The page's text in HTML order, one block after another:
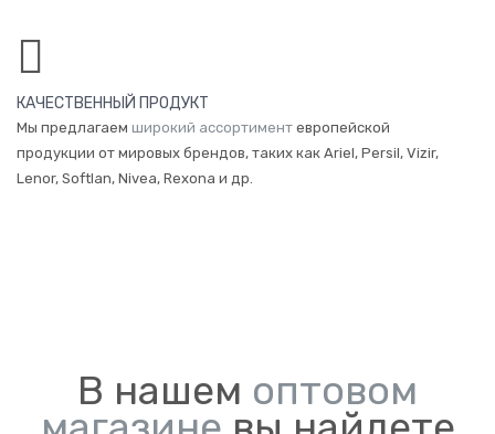
КАЧЕСТВЕННЫЙ ПРОДУКТ
Мы предлагаем широкий ассортимент европейской
продукции от мировых брендов, таких как Ariel, Persil, Vizir,
Lenor, Softlan, Nivea, Rexona и др.
В нашем оптовом